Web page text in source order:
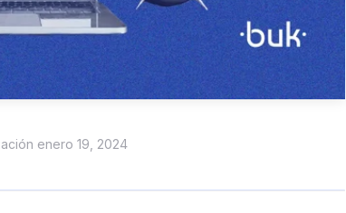
enero 19, 2024